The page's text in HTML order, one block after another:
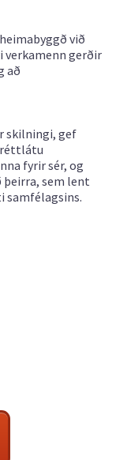
við
verkamenn gerðir
að
skilningi, gef
fyrir sér, og
sem lent
samfélagsins.